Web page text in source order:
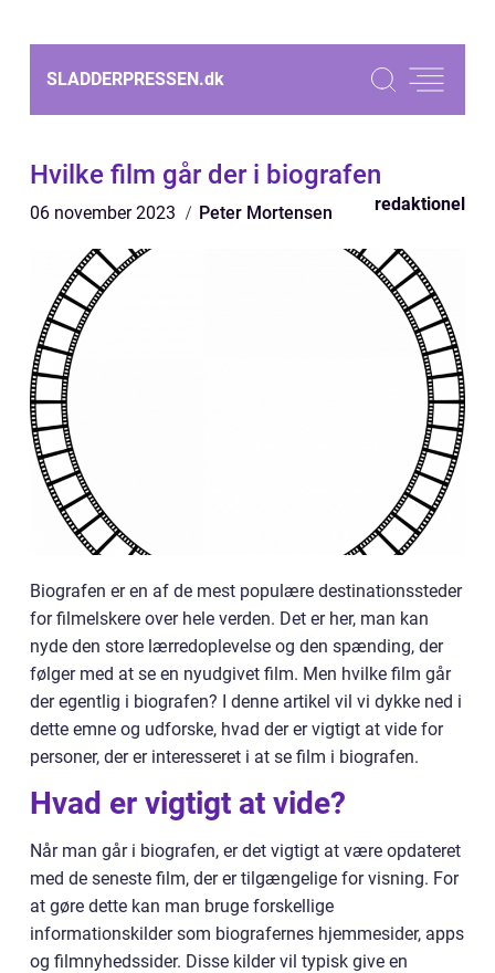
SLADDERPRESSEN.dk
Hvilke film går der i biografen
06 november 2023 Peter Mortensen redaktionel
Biografen er en af de mest populære destinationssteder
for filmelskere over hele verden. Det er her, man kan
nyde den store lærredoplevelse og den spænding, der
følger med at se en nyudgivet film. Men hvilke film går
der egentlig i biografen? I denne artikel vil vi dykke ned i
dette emne og udforske, hvad der er vigtigt at vide for
personer, der er interesseret i at se film i biografen.
Hvad er vigtigt at vide?
Når man går i biografen, er det vigtigt at være opdateret
med de seneste film, der er tilgængelige for visning. For
at gøre dette kan man bruge forskellige
informationskilder som biografernes hjemmesider, apps
og filmnyhedssider. Disse kilder vil typisk give en